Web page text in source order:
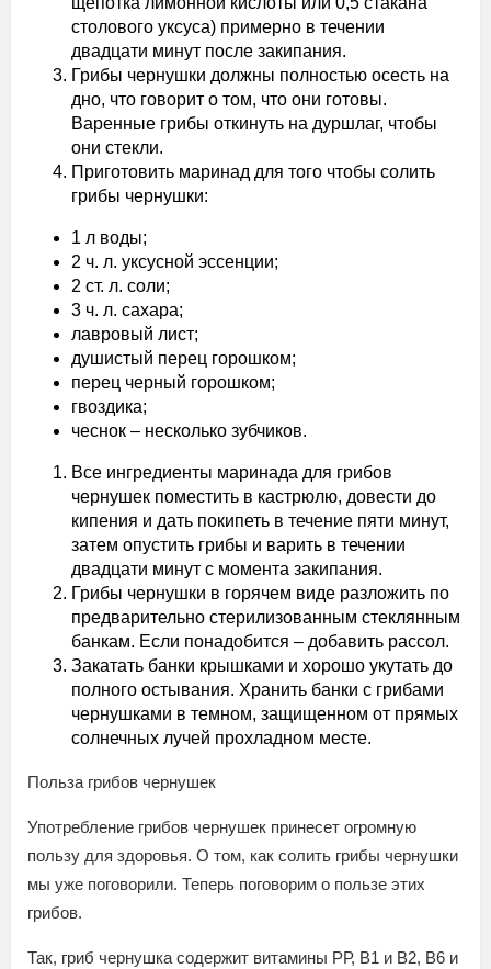
столового уксуса) примерно в течении
двадцати минут после закипания.
Грибы чернушки должны полностью осесть на
дно, что говорит о том, что они готовы.
Варенные грибы откинуть на дуршлаг, чтобы
они стекли.
Приготовить маринад для того чтобы солить
грибы чернушки:
1 л воды;
2 ч. л. уксусной эссенции;
2 ст. л. соли;
3 ч. л. сахара;
лавровый лист;
душистый перец горошком;
перец черный горошком;
гвоздика;
чеснок – несколько зубчиков.
Все ингредиенты маринада для грибов
чернушек поместить в кастрюлю, довести до
кипения и дать покипеть в течение пяти минут,
затем опустить грибы и варить в течении
двадцати минут с момента закипания.
Грибы чернушки в горячем виде разложить по
предварительно стерилизованным стеклянным
банкам. Если понадобится – добавить рассол.
Закатать банки крышками и хорошо укутать до
полного остывания. Хранить банки с грибами
чернушками в темном, защищенном от прямых
солнечных лучей прохладном месте.
Польза грибов чернушек
Употребление грибов чернушек принесет огромную
пользу для здоровья. О том, как солить грибы чернушки
мы уже поговорили. Теперь поговорим о пользе этих
грибов.
Так, гриб чернушка содержит витамины РР, В1 и В2, В6 и